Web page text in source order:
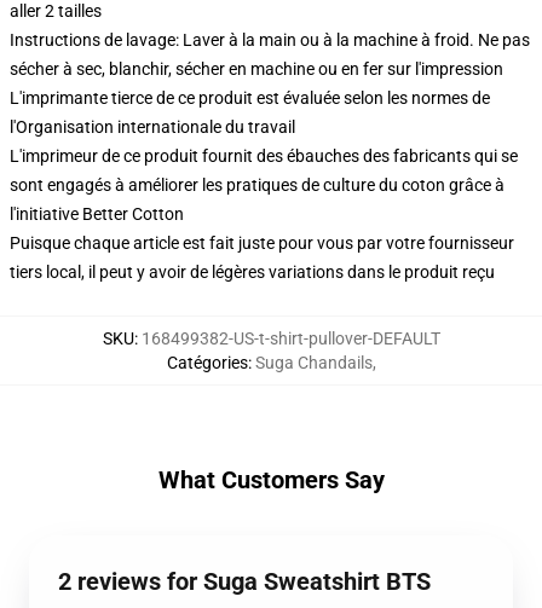
aller 2 tailles
Instructions de lavage: Laver à la main ou à la machine à froid. Ne pas
sécher à sec, blanchir, sécher en machine ou en fer sur l'impression
L'imprimante tierce de ce produit est évaluée selon les normes de
l'Organisation internationale du travail
L'imprimeur de ce produit fournit des ébauches des fabricants qui se
sont engagés à améliorer les pratiques de culture du coton grâce à
l'initiative Better Cotton
Puisque chaque article est fait juste pour vous par votre fournisseur
tiers local, il peut y avoir de légères variations dans le produit reçu
SKU: 168499382-US-t-shirt-pullover-DEFAULT
Catégories:Suga Chandails,
What Customers Say
2 reviews for Suga Sweatshirt BTS